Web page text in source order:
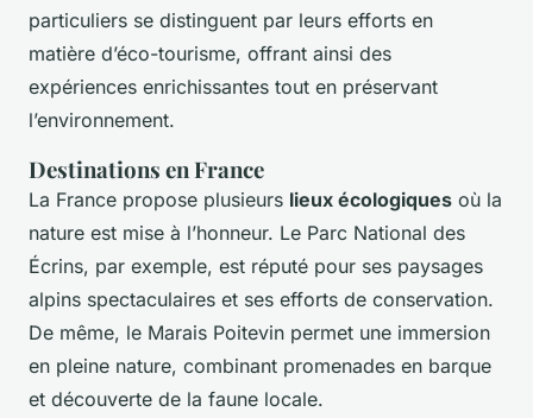
particuliers se distinguent par leurs efforts en
matière d’éco-tourisme, offrant ainsi des
expériences enrichissantes tout en préservant
l’environnement.
Destinations en France
La France propose plusieurs lieux écologiques où la
nature est mise à l’honneur. Le Parc National des
Écrins, par exemple, est réputé pour ses paysages
alpins spectaculaires et ses efforts de conservation.
De même, le Marais Poitevin permet une immersion
en pleine nature, combinant promenades en barque
et découverte de la faune locale.